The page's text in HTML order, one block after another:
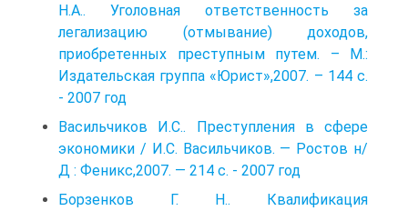
Н.А.. Уголовная ответственность за
легализацию (отмывание) доходов,
приобретенных преступным путем. – М.:
Издательская группа «Юрист»,2007. – 144 с.
- 2007 год
Васильчиков И.С.. Преступления в сфере
экономики / И.С. Васильчиков. — Ростов н/
Д : Феникс,2007. — 214 с. - 2007 год
Борзенков Г. Н.. Квалификация